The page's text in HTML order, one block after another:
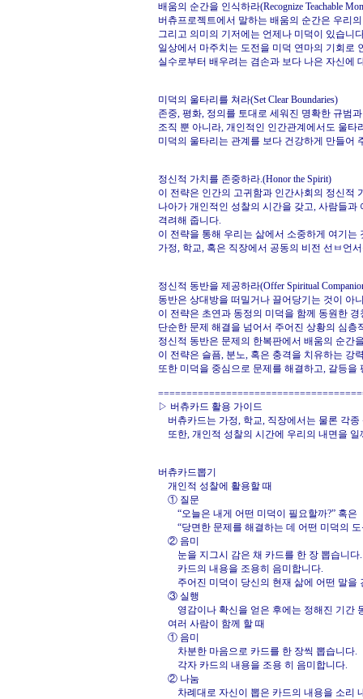
배움의 순간을 인식하라(Recognize Teachable
버츄프로젝트에서 말하는 배움의 순간은 우리
그리고 의미의 기저에는 언제나 미덕이 있습니
일상에서 마주치는 도전을 미덕 연마의 기회로
실수로부터 배우려는 겸손과 보다 나은 자신에
미덕의 울타리를 쳐라(Set Clear Boundaries)
존중, 평화, 정의를 토대로 세워진 명확한 규범
조직 뿐 아니라, 개인적인 인간관계에서도 울타
미덕의 울타리는 관계를 보다 건강하게 만들어
정신적 가치를 존중하라.(Honor the Spirit)
이 전략은 인간의 고귀함과 인간사회의 정신적
나아가 개인적인 성찰의 시간을 갖고, 사람들
격려해 줍니다.
이 전략을 통해 우리는 삶에서 소중하게 여기
가정, 학교, 혹은 직장에서 공동의 비전 선ㅂ언
정신적 동반을 제공하라(Offer Spiritual
동반은 상대방을 떠밀거나 끌어당기는 것이 아
이 전략은 초연과 동정의 미덕을 함께 동원한
단순한 문제 해결을 넘어서 주어진 상황의 심층
정신적 동반은 문제의 한복판에서 배움의 순간
이 전략은 슬픔, 분노, 혹은 충격을 치유하는 강
또한 미덕을 중심으로 문제를 해결하고, 갈등
▷ 버츄카드 활용 가이드
버츄카드는 가정, 학교, 직장에서는 물론 각
또한, 개인적 성찰의 시간에 우리의 내면을
버츄카드뽑기
개인적 성찰에 활용할 때
① 질문
“오늘은 내게 어떤 미덕이 필요할까?” 혹은
“당면한 문제를 해결하는 데 어떤 미덕의 도
② 음미
눈을 지그시 감은 채 카드를 한 장 뽑습니다.
카드의 내용을 조용히 음미합니다.
주어진 미덕이 당신의 현재 삶에 어떤 말을
③ 실행
영감이나 확신을 얻은 후에는 정해진 기간
여러 사람이 함께 할 때
① 음미
차분한 마음으로 카드를 한 장씩 뽑습니다.
각자 카드의 내용을 조용 히 음미합니다.
② 나눔
차례대로 자신이 뽑은 카드의 내용을 소리